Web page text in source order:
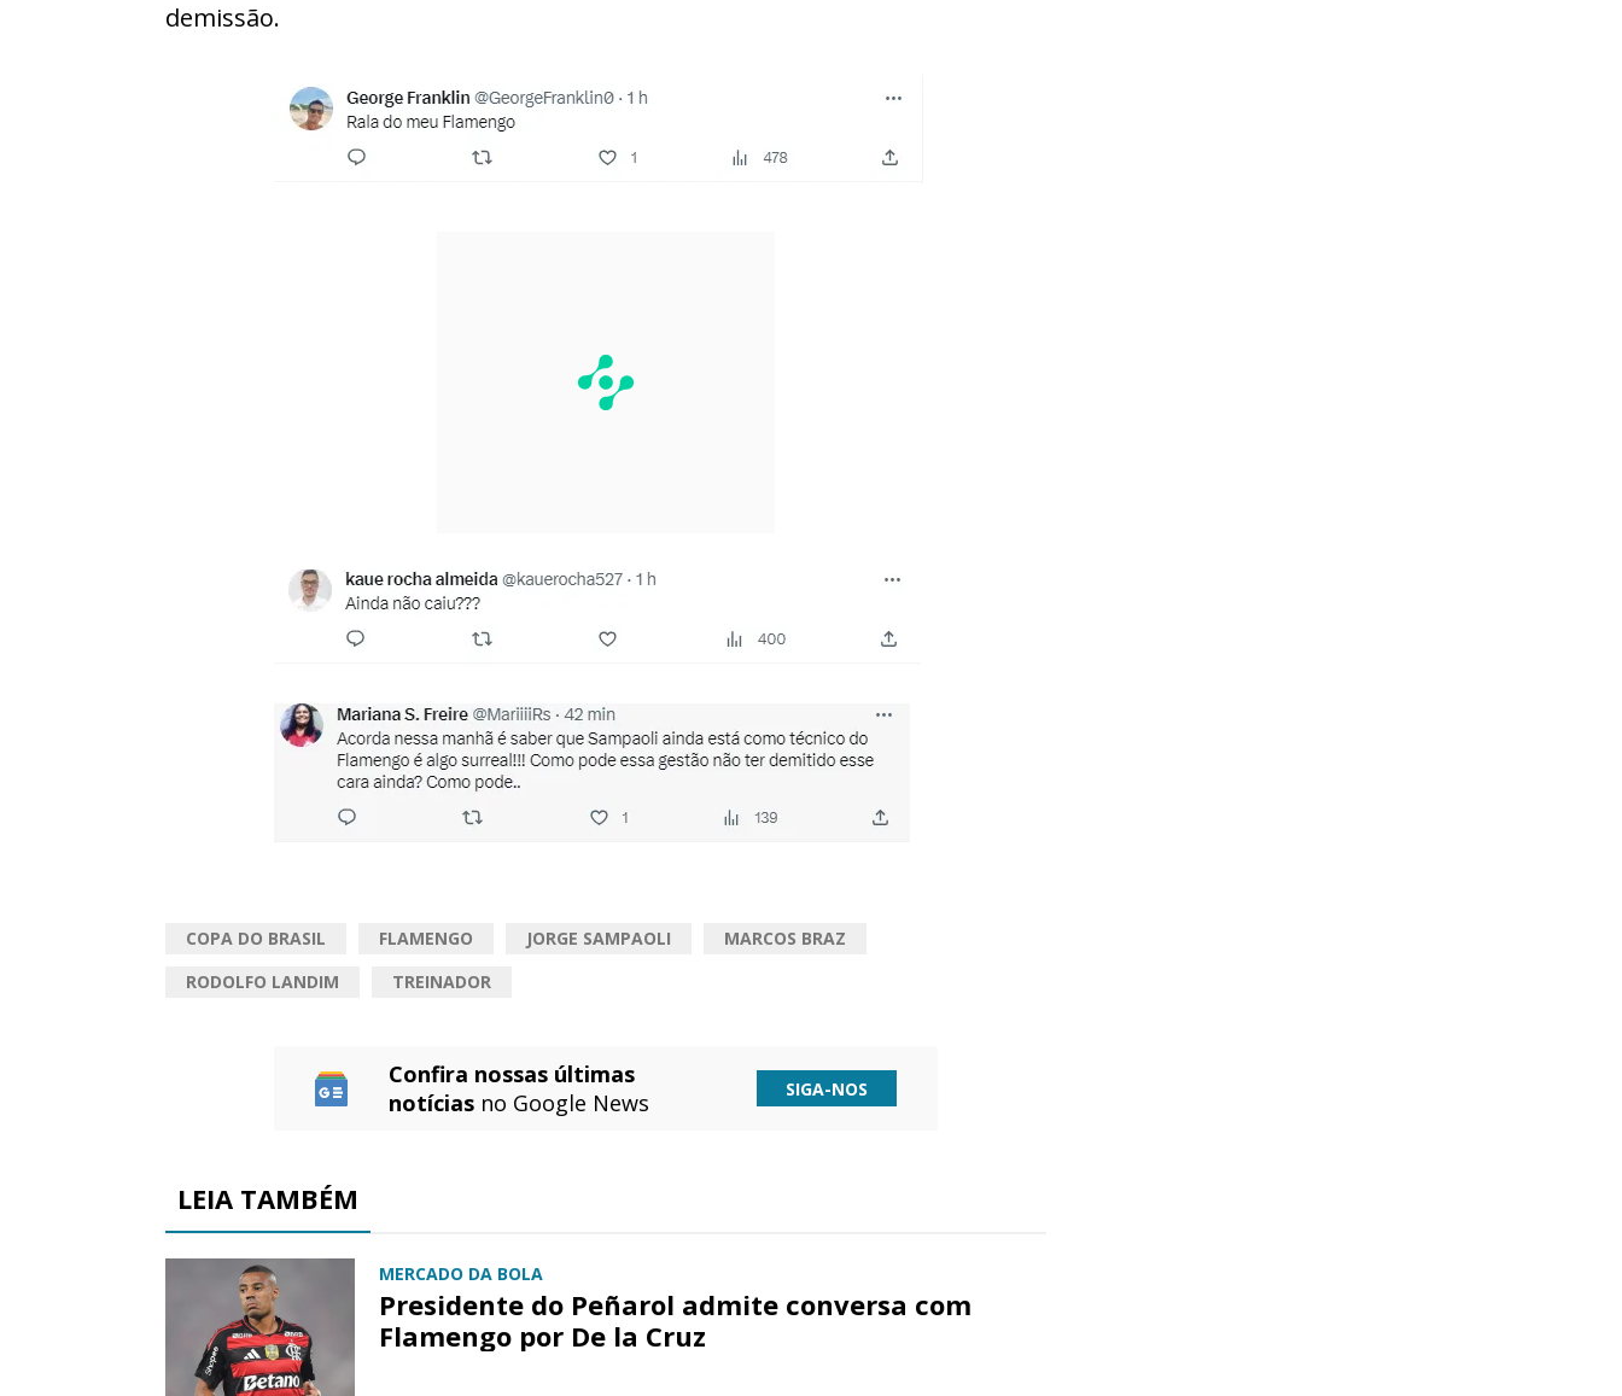
demissão.
COPA DO BRASIL FLAMENGO JORGE SAMPAOLI
MARCOS BRAZ
RODOLFO LANDIM
TREINADOR
Confira nossas últimas
notícias no Google News SIGA-NOS
LEIA TAMBÉM
MERCADO DA BOLA
Presidente do Peñarol admite conversa com
Flamengo por De la Cruz